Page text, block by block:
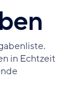
in Echtzeit